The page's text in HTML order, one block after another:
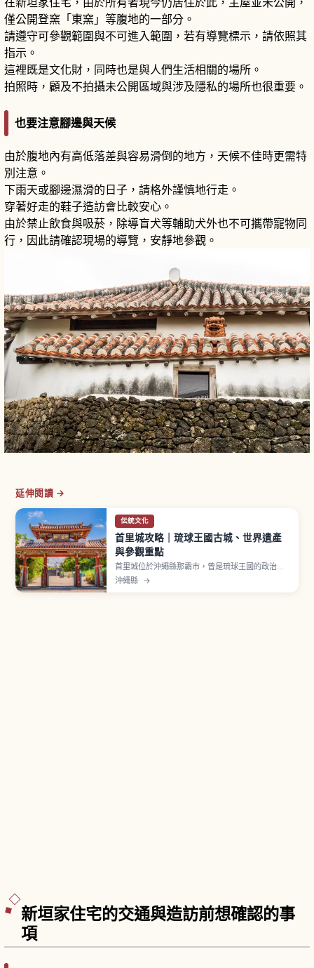
僅公開登窯「東窯」等腹地的一部分。
請遵守可參觀範圍與不可進入範圍，若有導覽標示，請依照其
指示。
這裡既是文化財，同時也是與人們生活相關的場所。
拍照時，顧及不拍攝未公開區域與涉及隱私的場所也很重要。
也要注意腳邊與天候
由於腹地內有高低落差與容易滑倒的地方，天候不佳時更需特
別注意。
下雨天或腳邊濕滑的日子，請格外謹慎地行走。
穿著好走的鞋子造訪會比較安心。
由於禁止飲食與吸菸，除導盲犬等輔助犬外也不可攜帶寵物同
行，因此請確認現場的導覽，安靜地參觀。
延伸閱讀 →
伝統文化
首里城攻略｜琉球王國古城、世界遺產
與參觀重點
首里城位於沖繩縣那霸市，曾是琉球王國的政治、
外交與文化中心，繁榮約450年。據稱於14世紀左
右創建，2000年「首里城跡」以世界遺產「琉球
沖繩縣 →
新垣家住宅的交通與造訪前想確認的事
項